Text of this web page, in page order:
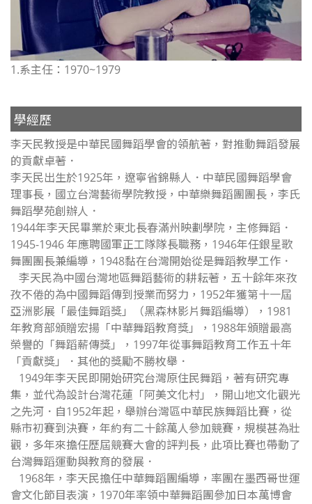
1.系主任：1970~1979
學經歷
李天民教授是中華民國舞蹈學會的領航著，對推動舞蹈發展
的貢獻卓著．
李天民出生於1925年，遼寧省錦縣人．中華民國舞蹈學會
理事長，國立台灣藝術學院教授，中華樂舞蹈團團長，李氏
舞蹈學苑創辦人．
1944年李天民畢業於東北長春滿州映劃學院，主修舞蹈．
1945-1946 年應聘國軍正工隊隊長職務，1946年任銀星歌
舞團團長兼編導，1948黏在台灣開始從是舞蹈教學工作．
李天民為中國台灣地區舞蹈藝術的耕耘著，五十餘年來孜
孜不倦的為中國舞蹈傳到授業而努力，1952年獲第十一屆
亞洲影展「最佳舞蹈獎」（黑森林影片舞蹈編導），1981
年教育部頒贈宏揚「中華舞蹈教育獎」，1988年頒贈最高
榮譽的「舞蹈薪傳獎」，1997年從事舞蹈教育工作五十年
「貢獻獎」．其他的獎勵不勝枚舉．
1949年李天民即開始研究台灣原住民舞蹈，著有研究專
集，並代為設計台灣花蓮「阿美文化村」，開山地文化觀光
之先河．自1952年起，舉辦台灣區中華民族舞蹈比賽，從
縣市初賽到決賽，年約有二十餘萬人參加競賽，規模甚為壯
觀，多年來擔任歷屆競賽大會的評判長，此項比賽也帶動了
台灣舞蹈運動與教育的發展．
1968年，李天民擔任中華舞蹈團編導，率團在墨西哥世運
會文化節目表演，1970年率領中華舞蹈團參加日本萬博會